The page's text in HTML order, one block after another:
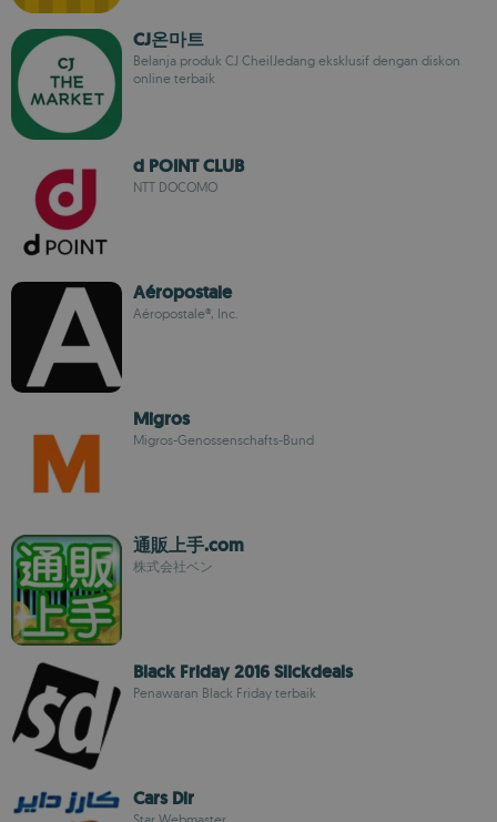
CJ온마트
Belanja produk CJ CheilJedang eksklusif dengan diskon
online terbaik
d POINT CLUB
NTT DOCOMO
Aéropostale
Aéropostale®, Inc.
Migros
Migros-Genossenschafts-Bund
通販上手.com
株式会社ベン
Black Friday 2016 Slickdeals
Penawaran Black Friday terbaik
Cars Dir